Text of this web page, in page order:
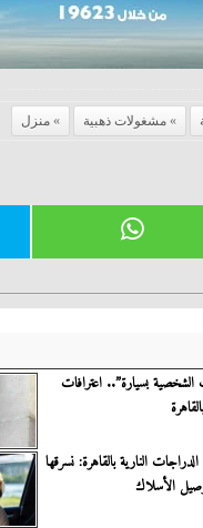
مشغولات ذهبية منزل
بسيارة”.. اعترافات
النارية بالقاهرة: نسرقها
الأسلاك